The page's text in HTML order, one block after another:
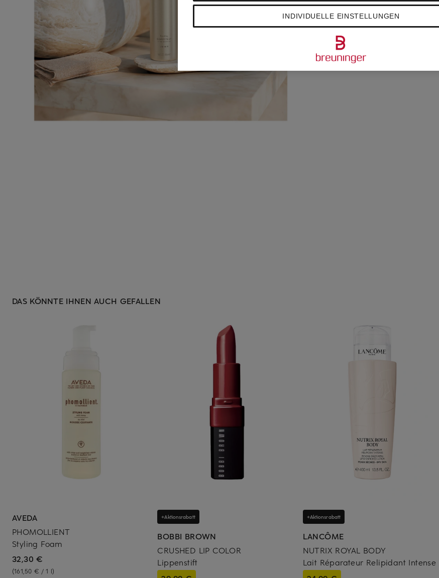
DAS KÖNNTE IHNEN AUCH GEFALLEN
AVEDA
PHOMOLLIENT
Styling Foam
32,30 €
(161,50 € / 1 l)
+Aktionsrabatt
BOBBI BROWN
CRUSHED LIP COLOR
Lippenstift
+Aktionsrabatt
LANCÔME
NUTRIX ROYAL BODY
Lait Réparateur Relipidant Intense
INDIVIDUELLE EINSTELLUNGEN